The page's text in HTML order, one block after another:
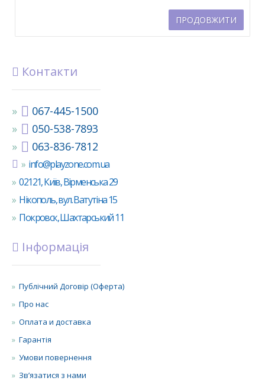
ПРОДОВЖИТИ
Контакти
067-445-1500
050-538-7893
063-836-7812
info@playzone.com.ua
02121, Київ, Вірменська 29
Нікополь, вул. Ватутіна 15
Покровск, Шахтарський 11
Інформація
Публічний Договір (Оферта)
Про нас
Оплата и доставка
Гарантія
Умови повернення
Зв’язатися з нами